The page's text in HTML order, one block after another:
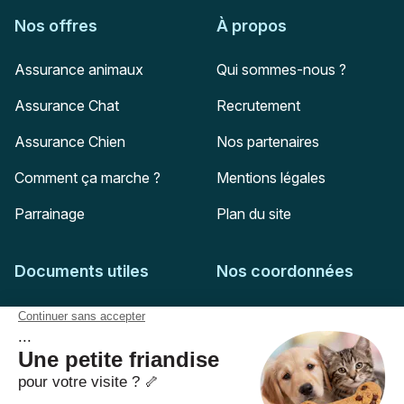
Nos offres
Assurance animaux
Assurance Chat
Assurance Chien
Comment ça marche ?
Parrainage
À propos
Qui sommes-nous ?
Recrutement
Nos partenaires
Mentions légales
Plan du site
Documents utiles
Feuille de soins
Conditions générales
Politique de confidentialité
Nos coordonnées
51-55 rue Hoche
94767
Ivry-sur-Seine
Pas encore client ?